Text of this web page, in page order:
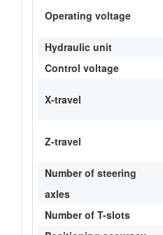
Operating voltage
Hydraulic unit
Control voltage
X-travel
Z-travel
Number of steering
axles
Number of T-slots